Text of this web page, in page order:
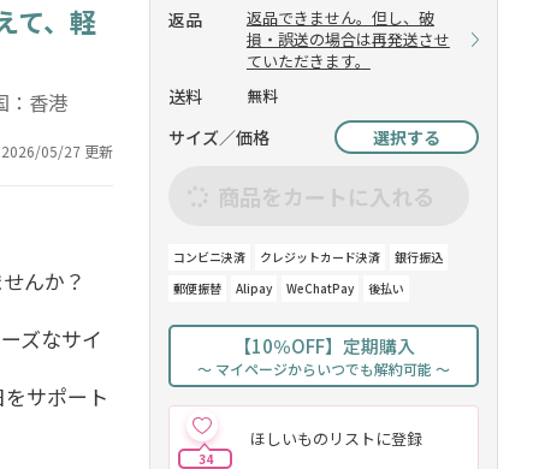
るものが一目でわかるランキング
て、軽
香港
2026/05/27 更新
んか？
ズなサイ
サポート
返品
返品できません。但し、破
損・誤送の場合は再発送させ
ていただきます。
送料 無料
サイズ／価格 選択する
商品をカートに入れる
コンビニ決済 クレジットカード決済
銀行振込
郵便振替
Alipay WeChatPay 後払い
【10％OFF】定期購入
～ マイページからいつでも解約可能 ～
ほしいものリストに登録
34